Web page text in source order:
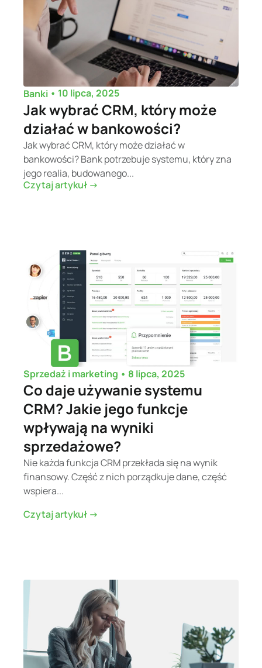
Banki • 10 lipca, 2025
Jak wybrać CRM, który może
działać w bankowości?
Jak wybrać CRM, który może działać w
bankowości? Bank potrzebuje systemu, który zna
jego realia, budowanego...
Czytaj artykuł ->
Sprzedaż i marketing • 8 lipca, 2025
Co daje używanie systemu
CRM? Jakie jego funkcje
wpływają na wyniki
sprzedażowe?
Nie każda funkcja CRM przekłada się na wynik
finansowy. Część z nich porządkuje dane, część
wspiera...
Czytaj artykuł ->